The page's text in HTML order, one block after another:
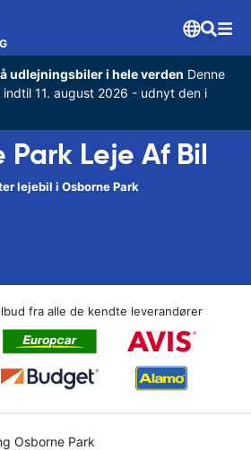
udlejningsbiler i hele verden Denne
11. august 2026 - udnyt den i
Park Leje Af Bil
lejebil i Osborne Park
fra alle de kendte leverandører
Osborne Park